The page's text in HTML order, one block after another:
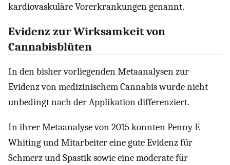
kardiovaskuläre Vorerkrankungen genannt.
Evidenz zur Wirksamkeit von
Cannabisblüten
In den bisher vorliegenden Metaanalysen zur
Evidenz von medizinischem Cannabis wurde nicht
unbedingt nach der Applikation differenziert.
In ihrer Metaanalyse von 2015 konnten Penny F.
Whiting und Mitarbeiter eine gute Evidenz für
Schmerz und Spastik sowie eine moderate für